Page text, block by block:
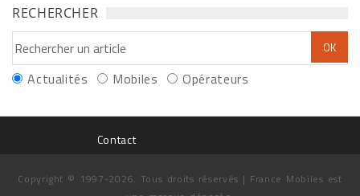
RECHERCHER
Actualités Mobiles Opérateurs
Contact
Copyright © 1997-2026. Tous droits réservés | France Mobiles est